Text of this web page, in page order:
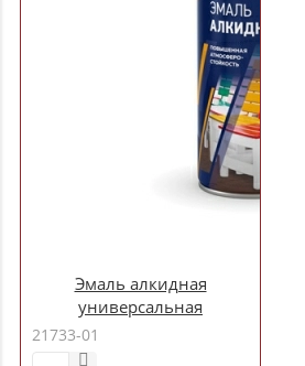
Эмаль алкидная
универсальная
аэрозольная ТЕМНО-
ЗЕЛЕНАЯ 425 мл. Престиж
21733-01